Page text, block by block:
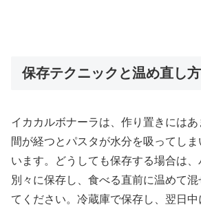
保存テクニックと温め直し方
イカカルボナーラは、作り置きには
間が経つとパスタが水分を吸ってし
います。どうしても保存する場合は
別々に保存し、食べる直前に温めて
てください。冷蔵庫で保存し、翌日